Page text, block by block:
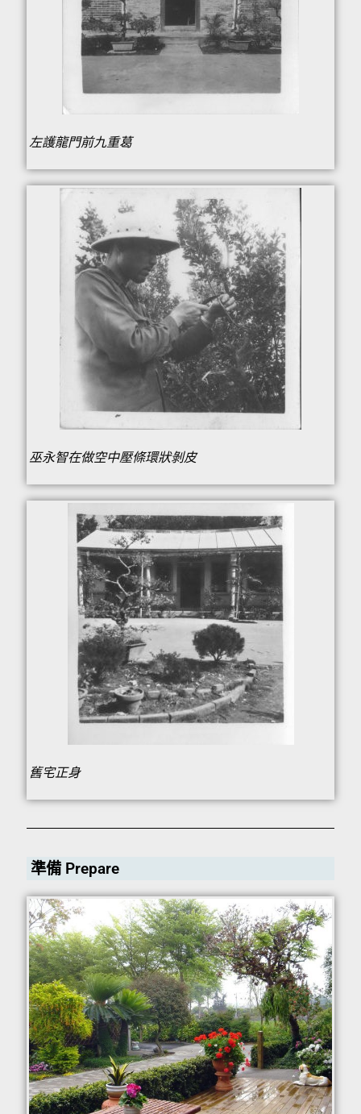
左護龍門前九重葛
巫永智在做空中壓條環狀剝皮
舊宅正身
準備 Prepare